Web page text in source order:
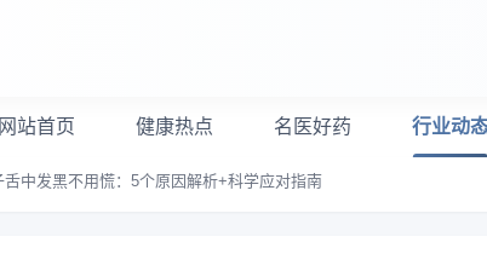
网站首页 健康热点 名医好药 行业动
舌中发黑不用慌：5个原因解析+科学应对指南